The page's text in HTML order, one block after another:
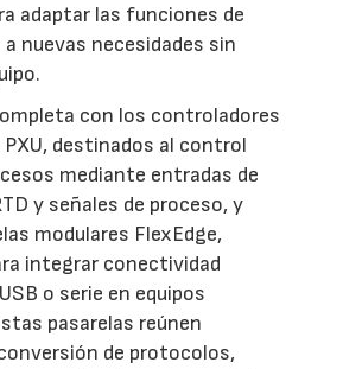
adaptar las funciones de
nuevas necesidades sin
con los controladores
PXU, destinados al control
mediante entradas de
y señales de proceso, y
modulares FlexEdge,
integrar conectividad
o serie en equipos
pasarelas reúnen
de protocolos,